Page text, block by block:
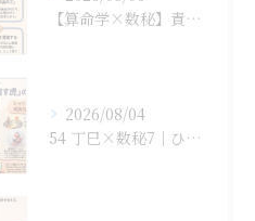
【算命学×数秘】責任感に潰されそうな「孤高の王」のあなたへ
2026/08/04
54 丁巳×数秘7｜ひとりで抱え込まない生き方